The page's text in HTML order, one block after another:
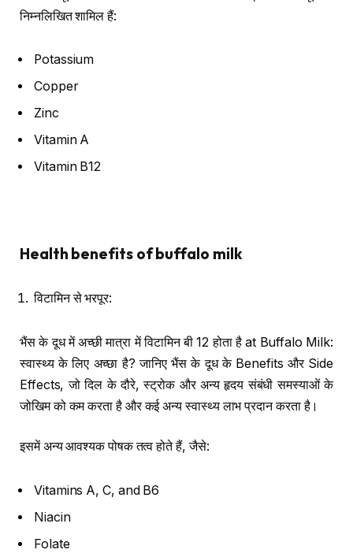
निम्नलिखित शामिल हैं:
Potassium
Copper
Zinc
Vitamin A
Vitamin B12
Health benefits of buffalo milk
विटामिन से भरपूर:
भैंस के दूध में अच्छी मात्रा में विटामिन बी 12 होता है at Buffalo Milk:
स्वास्थ्य के लिए अच्छा है? जानिए भैंस के दूध के Benefits और Side
Effects, जो दिल के दौरे, स्ट्रोक और अन्य हृदय संबंधी समस्याओं के
जोखिम को कम करता है और कई अन्य स्वास्थ्य लाभ प्रदान करता है।
इसमें अन्य आवश्यक पोषक तत्व होते हैं, जैसे:
Vitamins A, C, and B6
Niacin
Folate